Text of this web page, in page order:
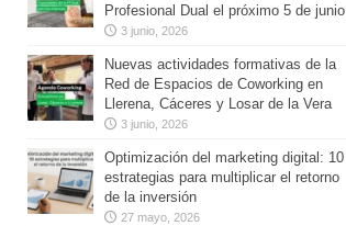
Profesional Dual el próximo 5 de junio
3 junio, 2026
Nuevas actividades formativas de la
Red de Espacios de Coworking en
Llerena, Cáceres y Losar de la Vera
3 junio, 2026
Optimización del marketing digital: 10
estrategias para multiplicar el retorno
de la inversión
27 mayo, 2026